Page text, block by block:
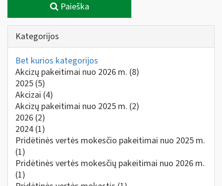
Paieška
Kategorijos
Bet kurios kategorijos
Akcizų pakeitimai nuo 2026 m. (8)
2025 (5)
Akcizai (4)
Akcizų pakeitimai nuo 2025 m. (2)
2026 (2)
2024 (1)
Pridėtinės vertės mokesčio pakeitimai nuo 2025 m.
(1)
Pridėtinės vertės mokesčių pakeitimai nuo 2026 m.
(1)